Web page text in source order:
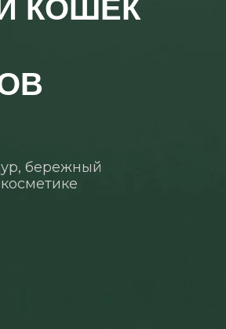
КОШЕК
бережный